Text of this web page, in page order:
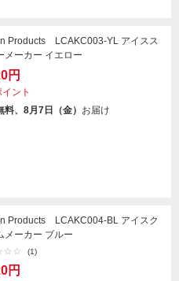
Products LCAKC003-YL アイスス
メーカー イエロー
円
ント
料、8月7日（金） お届け
Products LCAKC004-BL アイスク
メーカー ブルー
(1)
円